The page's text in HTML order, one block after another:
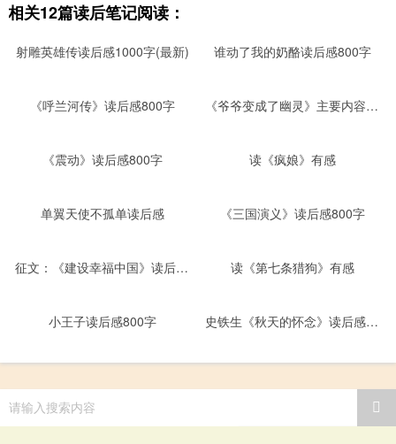
相关12篇读后笔记阅读：
射雕英雄传读后感1000字(最新) 谁动了我的奶酪读后感800字
《呼兰河传》读后感800字 《爷爷变成了幽灵》主要内容、读后感范文
《震动》读后感800字 读《疯娘》有感
单翼天使不孤单读后感 《三国演义》读后感800字
征文：《建设幸福中国》读后感800字 读《第七条猎狗》有感
小王子读后感800字 史铁生《秋天的怀念》读后感800字
请输入搜索内容